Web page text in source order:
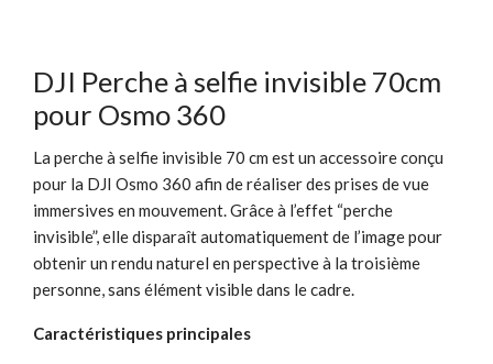
DJI Perche à selfie invisible 70cm
pour Osmo 360
La perche à selfie invisible 70 cm est un accessoire conçu
pour la DJI Osmo 360 afin de réaliser des prises de vue
immersives en mouvement. Grâce à l’effet “perche
invisible”, elle disparaît automatiquement de l’image pour
obtenir un rendu naturel en perspective à la troisième
personne, sans élément visible dans le cadre.
Caractéristiques principales